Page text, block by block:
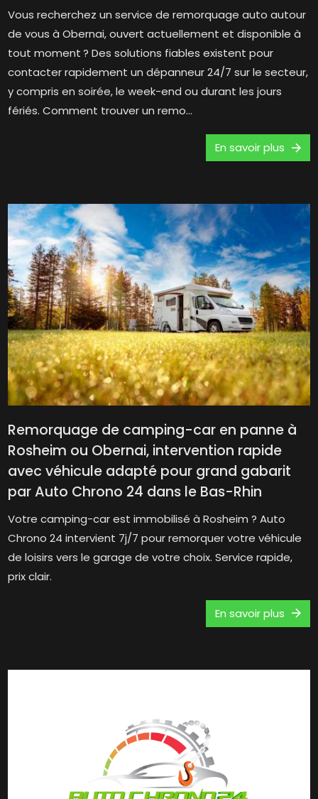
Vous recherchez un service de remorquage auto autour
de vous à Obernai, ouvert actuellement et disponible à
tout moment ? Des solutions fiables existent pour
contacter rapidement un dépanneur 24/7 sur le secteur,
y compris en soirée, le week-end ou durant les jours
fériés. Comment trouver un remo...
En savoir plus
Remorquage de camping-car en panne à
Rosheim ou Obernai, intervention rapide
avec véhicule adapté pour grand gabarit
par Auto Chrono 24 dans le Bas-Rhin
Votre camping-car est immobilisé à Rosheim ? Auto
Chrono 24 intervient 7j/7 pour remorquer votre véhicule
de loisirs vers le garage de votre choix. Service rapide,
prix clair.
En savoir plus